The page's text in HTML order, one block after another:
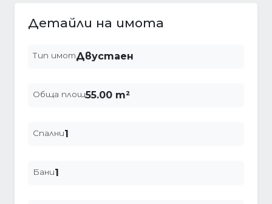
Детайли на имота
Тип имотДвустаен
Обща площ55.00 m²
Спални1
Бани1